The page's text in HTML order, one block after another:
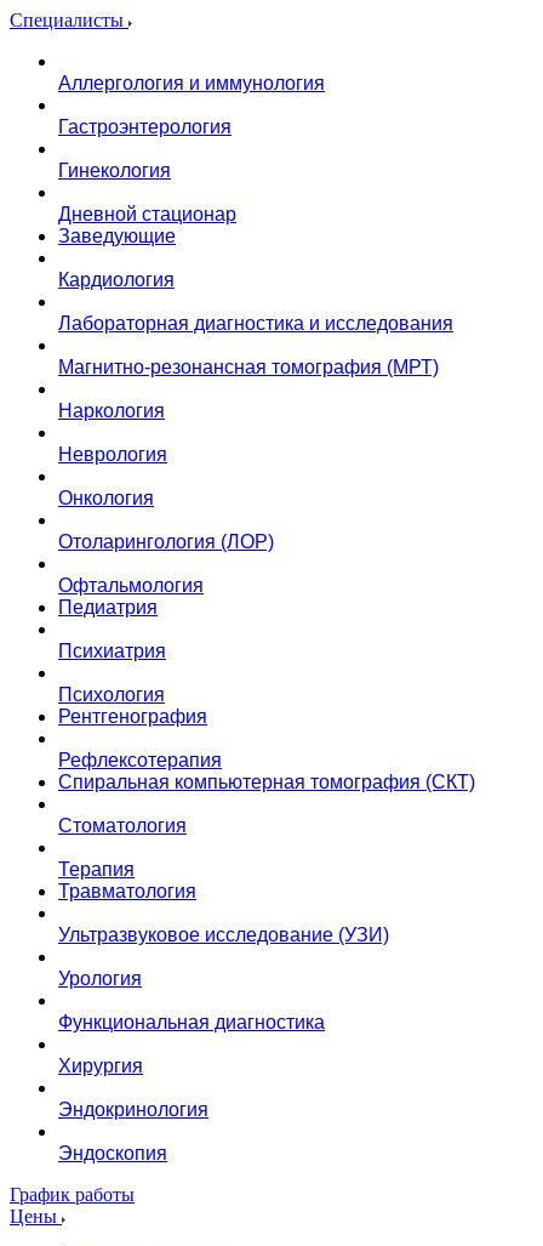
Специалисты
Аллергология и иммунология
Гастроэнтерология
Гинекология
Дневной стационар
Заведующие
Кардиология
Лабораторная диагностика и исследования
Магнитно-резонансная томография (МРТ)
Наркология
Неврология
Онкология
Отоларингология (ЛОР)
Офтальмология
Педиатрия
Психиатрия
Психология
Рентгенография
Рефлексотерапия
Спиральная компьютерная томография (СКТ)
Стоматология
Терапия
Травматология
Ультразвуковое исследование (УЗИ)
Урология
Функциональная диагностика
Хирургия
Эндокринология
Эндоскопия
График работы
Цены